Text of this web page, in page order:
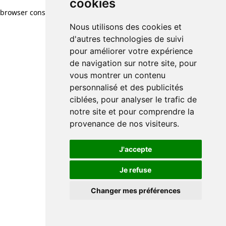
cookies
Nous utilisons des cookies et
d'autres technologies de suivi
pour améliorer votre expérience
de navigation sur notre site, pour
vous montrer un contenu
personnalisé et des publicités
ciblées, pour analyser le trafic de
notre site et pour comprendre la
provenance de nos visiteurs.
J'accepte
Je refuse
Changer mes préférences
cookies
Nous utilisons des cookies et
d'autres technologies de suivi
pour améliorer votre expérience
de navigation sur notre site, pour
vous montrer un contenu
personnalisé et des publicités
ciblées, pour analyser le trafic de
notre site et pour comprendre la
provenance de nos visiteurs.
J'accepte
Je refuse
Changer mes préférences
browser console for more information)